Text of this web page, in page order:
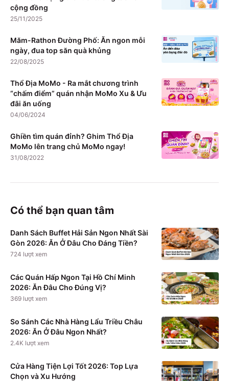
cộng đồng
25/11/2025
Măm-Rathon Đường Phố: Ăn ngon mỗi
ngày, đua top săn quà khủng
22/08/2025
Thổ Địa MoMo - Ra mắt chương trình
“chấm điểm” quán nhận MoMo Xu & Ưu
đãi ăn uống
04/06/2024
Ghiền tìm quán đỉnh? Ghim Thổ Địa
MoMo lên trang chủ MoMo ngay!
31/08/2022
Có thể bạn quan tâm
Danh Sách Buffet Hải Sản Ngon Nhất Sài
Gòn 2026: Ăn Ở Đâu Cho Đáng Tiền?
724 lượt xem
Các Quán Hấp Ngon Tại Hồ Chí Minh
2026: Ăn Đâu Cho Đúng Vị?
369 lượt xem
So Sánh Các Nhà Hàng Lẩu Triều Châu
2026: Ăn Ở Đâu Ngon Nhất?
2.4K lượt xem
Cửa Hàng Tiện Lợi Tốt 2026: Top Lựa
Chọn và Xu Hướng